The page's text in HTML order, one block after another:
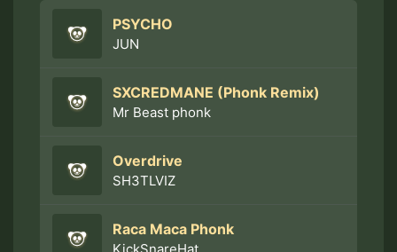
PSYCHO
JUN
SXCREDMANE (Phonk Remix)
Mr Beast phonk
Overdrive
SH3TLVIZ
Raca Maсa Phonk